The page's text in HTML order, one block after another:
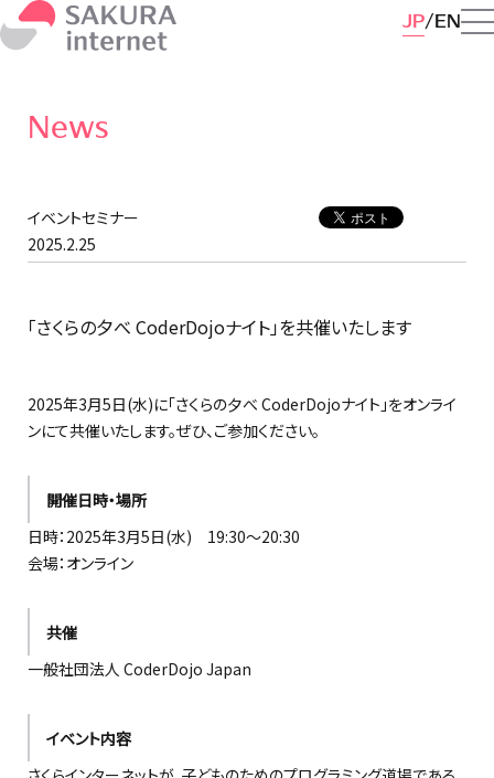
JP EN
News
イベントセミナー
2025.2.25
「さくらの夕べ CoderDojoナイト」を共催いたします
2025年3月5日(水)に「さくらの夕べ CoderDojoナイト」をオンライ
ンにて共催いたします。ぜひ、ご参加ください。
開催日時・場所
日時：2025年3月5日(水) 19:30～20:30
会場：オンライン
共催
一般社団法人 CoderDojo Japan
イベント内容